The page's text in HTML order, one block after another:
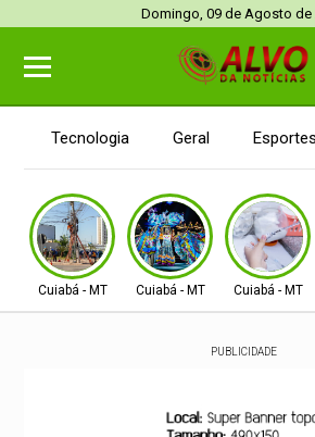
Domingo, 09 de Agosto de
Tecnologia Geral Esportes
Cuiabá - MT Cuiabá - MT Cuiabá - MT
PUBLICIDADE